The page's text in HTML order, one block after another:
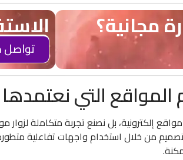
مجانية؟
تواصل
التي نعتمدها
إلكترونية، بل نصنع تجربة متكاملة
من خلال استخدام واجهات تفاعلية